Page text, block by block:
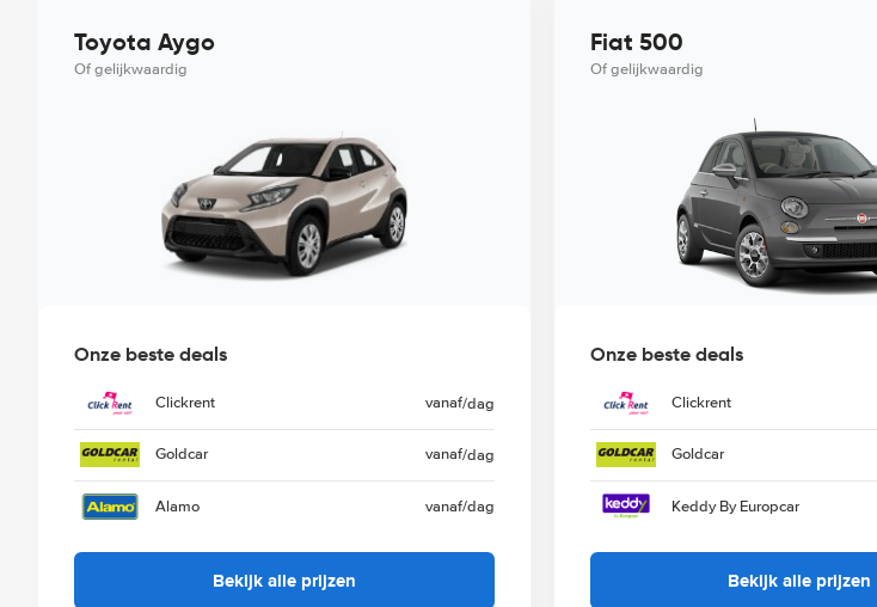
Toyota Aygo
Of gelijkwaardig
Onze beste deals
Clickrent vanaf/dag
Goldcar vanaf/dag
Alamo vanaf/dag
Bekijk alle prijzen
Fiat 500
Of gelijkwaardig
Onze beste deals
Clickrent
Goldcar
Keddy By Europcar
Bekijk alle prijzen